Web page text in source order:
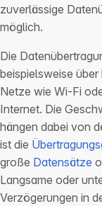
zuverlässige
möglich.
Die
beispielsweise
Netze wie Wi-Fi
Internet. Die
hängen dabei von
ist die
große Datensätze
Langsame oder
Verzögerungen in